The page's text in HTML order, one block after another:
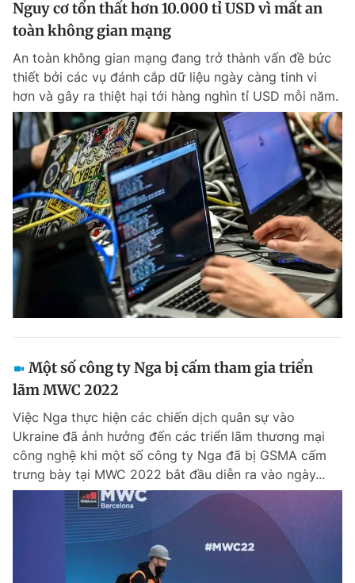
Nguy cơ tổn thất hơn 10.000 tỉ USD vì mất an
toàn không gian mạng
An toàn không gian mạng đang trở thành vấn đề bức
thiết bởi các vụ đánh cắp dữ liệu ngày càng tinh vi
hơn và gây ra thiệt hại tới hàng nghìn tỉ USD mỗi năm.
Một số công ty Nga bị cấm tham gia triển
lãm MWC 2022
Việc Nga thực hiện các chiến dịch quân sự vào
Ukraine đã ảnh hưởng đến các triển lãm thương mại
công nghệ khi một số công ty Nga đã bị GSMA cấm
trưng bày tại MWC 2022 bắt đầu diễn ra vào ngày...